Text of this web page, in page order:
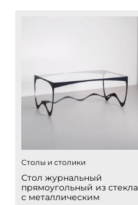
Столы и столики
Стол журнальный
прямоугольный из стекла
с металлическим